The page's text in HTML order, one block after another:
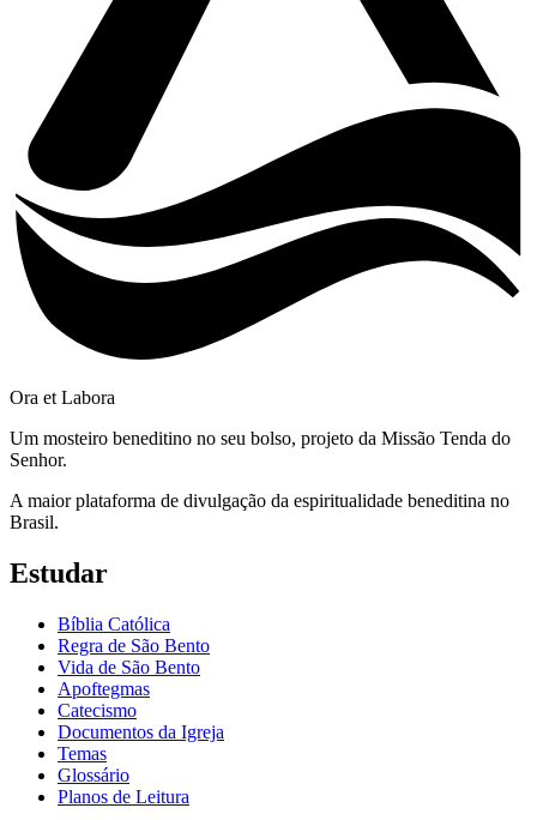
Ora et Labora
Um mosteiro beneditino no seu bolso, projeto da Missão Tenda do
Senhor.
A maior plataforma de divulgação da espiritualidade beneditina no
Brasil.
Estudar
Bíblia Católica
Regra de São Bento
Vida de São Bento
Apoftegmas
Catecismo
Documentos da Igreja
Temas
Glossário
Planos de Leitura